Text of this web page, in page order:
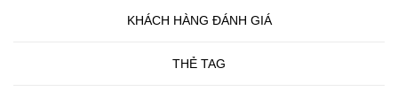
KHÁCH HÀNG ĐÁNH GIÁ
THẺ TAG